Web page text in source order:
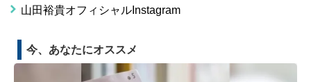
山田裕貴オフィシャルInstagram
今、あなたにオススメ